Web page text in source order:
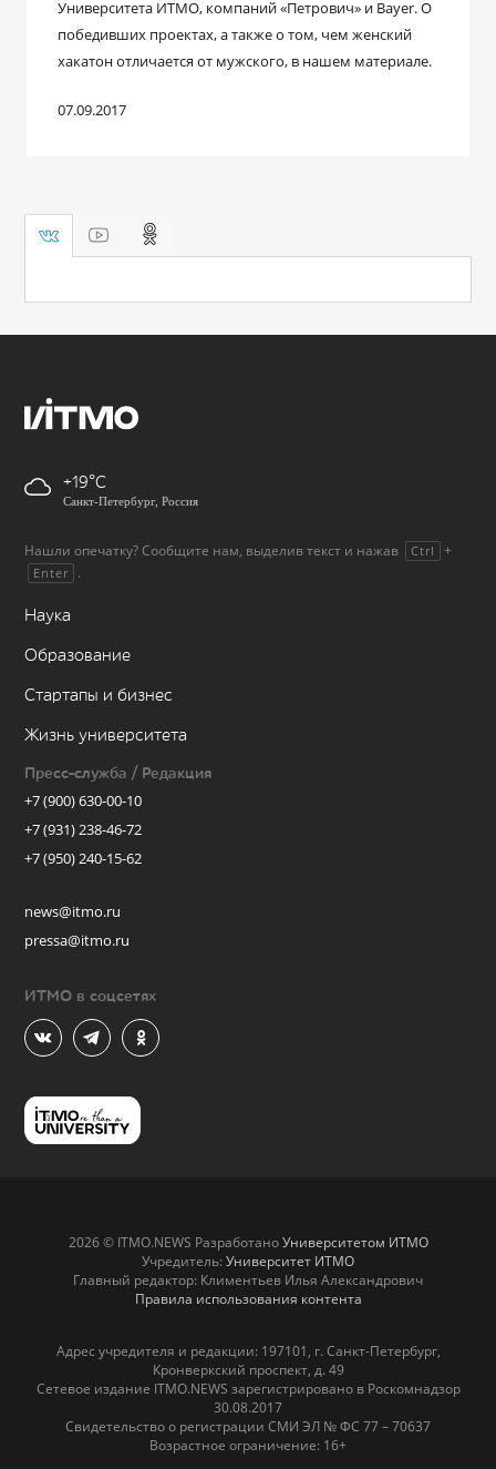
Университета ИТМО, компаний «Петрович» и Bayer. О
победивших проектах, а также о том, чем женский
хакатон отличается от мужского, в нашем материале.
07.09.2017
+19
Санкт-Петербург, Россия
Нашли опечатку? Сообщите нам, выделив текст и нажав Ctrl +
Enter .
Наука
Образование
Стартапы и бизнес
Жизнь университета
Пресс-служба / Редакция
+7 (900) 630-00-10
+7 (931) 238-46-72
+7 (950) 240-15-62
news@itmo.ru
pressa@itmo.ru
ИТМО в соцсетях
2026 © ITMO.NEWS РазработаноУниверситетом ИТМО
Учредитель: Университет ИТМО
Главный редактор: Климентьев Илья Александрович
Правила использования контента
Адрес учредителя и редакции: 197101, г. Санкт-Петербург,
Кронверкский проспект, д. 49
Сетевое издание ITMO.NEWS зарегистрировано в Роскомнадзор
30.08.2017
Свидетельство о регистрации СМИ ЭЛ № ФС 77 – 70637
Возрастное ограничение: 16+